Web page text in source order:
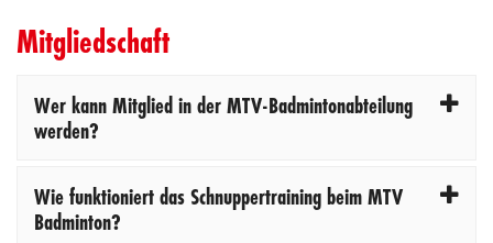
Mitgliedschaft
Wer kann Mitglied in der MTV-Badmintonabteilung
werden?
Wie funktioniert das Schnuppertraining beim MTV
Badminton?